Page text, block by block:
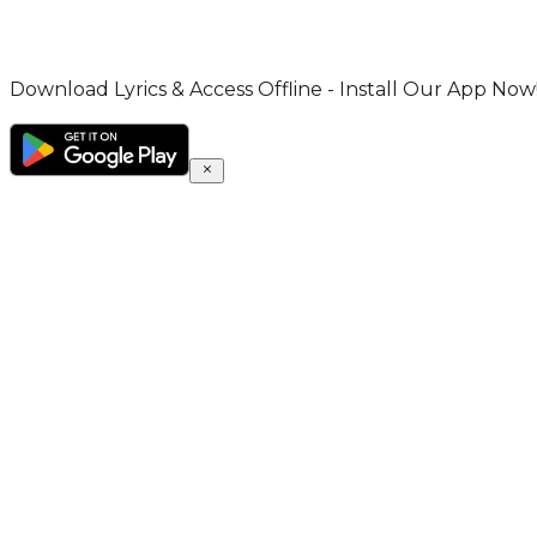
Download Lyrics & Access Offline - Install Our App Now!